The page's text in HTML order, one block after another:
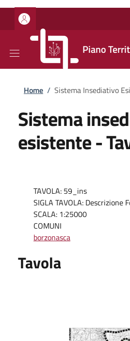
Salta al contenuto principale
Skip to footer content
Piano
Briciole di pane
Home / Sistema Insediativo
Sistema
esistente -
TAVOLA: 59_ins
SIGLA TAVOLA: Descrizione
SCALA: 1:25000
COMUNI
borzonasca
Tavola